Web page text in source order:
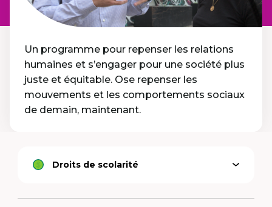
Un programme pour repenser les relations
humaines et s’engager pour une société plus
juste et équitable. Ose repenser les
mouvements et les comportements sociaux
de demain, maintenant.
Ouvrir
OptionDroits de scolarité